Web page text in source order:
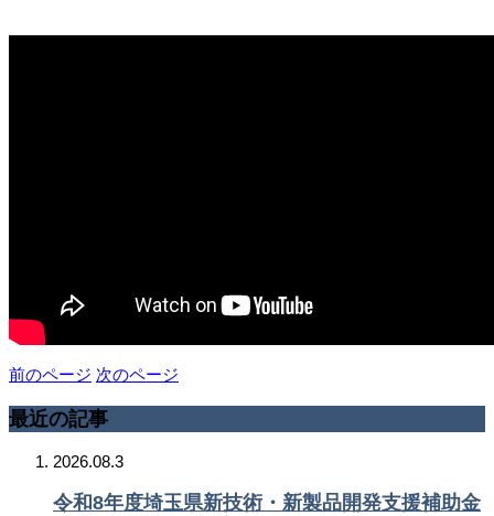
前のページ 次のページ
最近の記事
2026.08.3
令和8年度埼玉県新技術・新製品開発支援補助金